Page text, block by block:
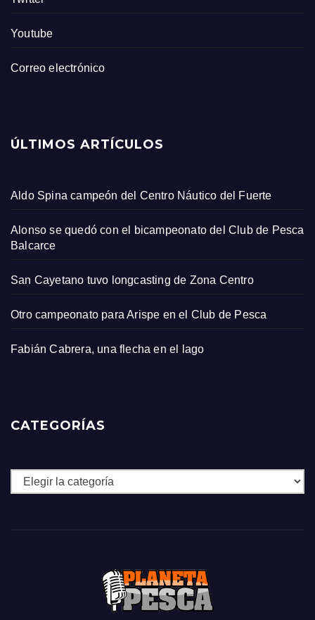
Youtube
Correo electrónico
ÚLTIMOS ARTÍCULOS
Aldo Spina campeón del Centro Náutico del Fuerte
Alonso se quedó con el bicampeonato del Club de Pesca
Balcarce
San Cayetano tuvo longcasting de Zona Centro
Otro campeonato para Arispe en el Club de Pesca
Fabián Cabrera, una flecha en el lago
CATEGORÍAS
Categorías